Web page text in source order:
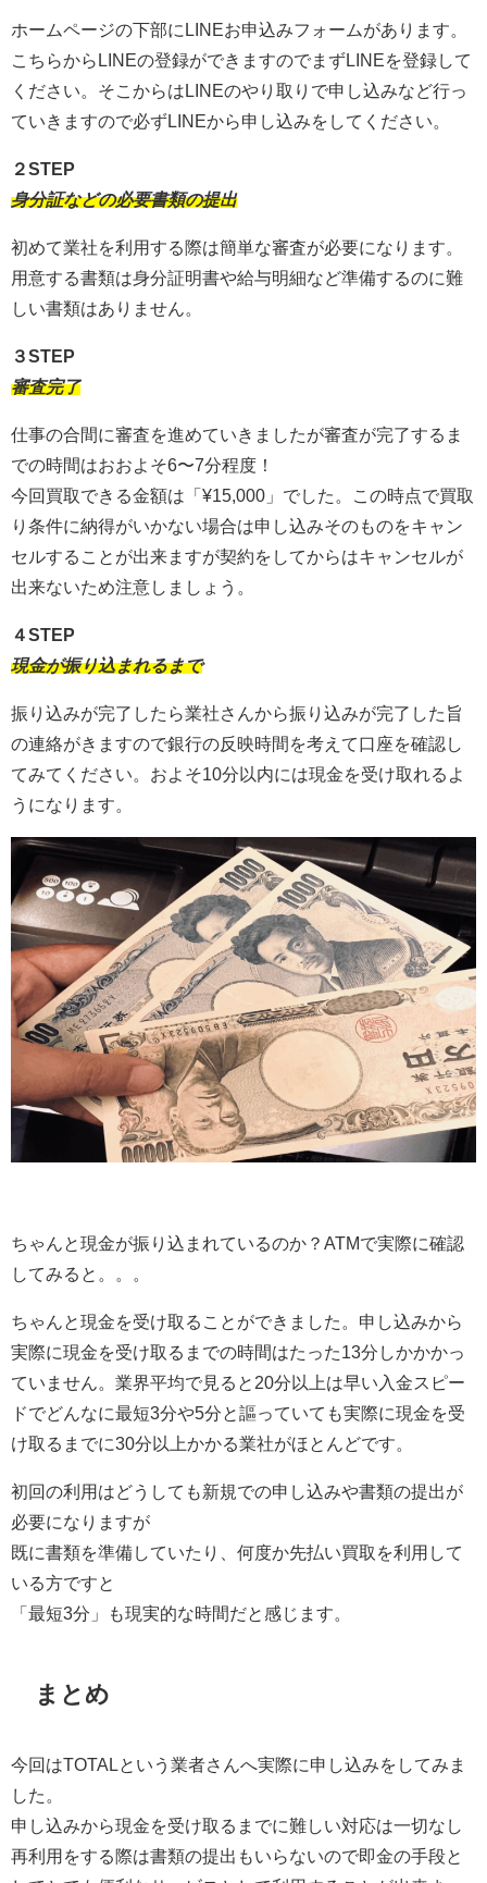
ホームページの下部にLINEお申込みフォームがあります。
こちらからLINEの登録ができますのでまずLINEを登録して
ください。そこからはLINEのやり取りで申し込みなど行っ
ていきますので必ずLINEから申し込みをしてください。
２STEP
身分証などの必要書類の提出
初めて業社を利用する際は簡単な審査が必要になります。
用意する書類は身分証明書や給与明細など準備するのに難
しい書類はありません。
３STEP
審査完了
仕事の合間に審査を進めていきましたが審査が完了するま
での時間はおおよそ6〜7分程度！
今回買取できる金額は「¥15,000」でした。この時点で買取
り条件に納得がいかない場合は申し込みそのものをキャン
セルすることが出来ますが契約をしてからはキャンセルが
出来ないため注意しましょう。
４STEP
現金が振り込まれるまで
振り込みが完了したら業社さんから振り込みが完了した旨
の連絡がきますので銀行の反映時間を考えて口座を確認し
てみてください。およそ10分以内には現金を受け取れるよ
うになります。
ちゃんと現金が振り込まれているのか？ATMで実際に確認
してみると。。。
ちゃんと現金を受け取ることができました。申し込みから
実際に現金を受け取るまでの時間はたった13分しかかかっ
ていません。業界平均で見ると20分以上は早い入金スピー
ドでどんなに最短3分や5分と謳っていても実際に現金を受
け取るまでに30分以上かかる業社がほとんどです。
初回の利用はどうしても新規での申し込みや書類の提出が
必要になりますが
既に書類を準備していたり、何度か先払い買取を利用して
いる方ですと
「最短3分」も現実的な時間だと感じます。
まとめ
今回はTOTALという業者さんへ実際に申し込みをしてみま
した。
申し込みから現金を受け取るまでに難しい対応は一切なし
再利用をする際は書類の提出もいらないので即金の手段と